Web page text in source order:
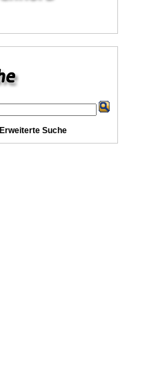
Erweiterte Suche